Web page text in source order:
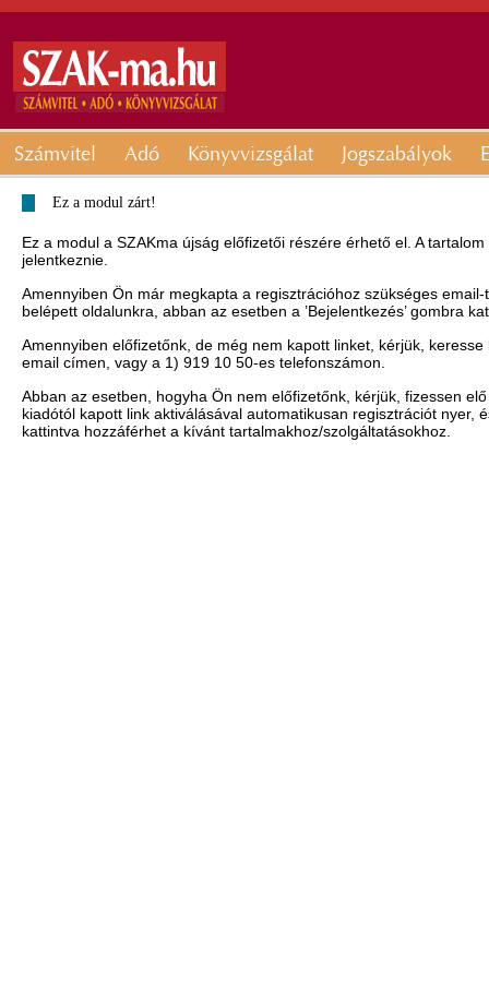
Számvitel Adó Könyvvizsgálat Jogszabályok
Ez a modul zárt!
Ez a modul a SZAKma újság előfizetői részére érhető el. A
jelentkeznie.
Amennyiben Ön már megkapta a regisztrációhoz szükséges
belépett oldalunkra, abban az esetben a ’Bejelentkezés’ gombra
Amennyiben előfizetőnk, de még nem kapott linket, kérjük,
email címen, vagy a 1) 919 10 50-es telefonszámon.
Abban az esetben, hogyha Ön nem előfizetőnk, kérjük, fizessen
kiadótól kapott link aktiválásával automatikusan regisztrációt nyer,
kattintva hozzáférhet a kívánt tartalmakhoz/szolgáltatásokhoz.